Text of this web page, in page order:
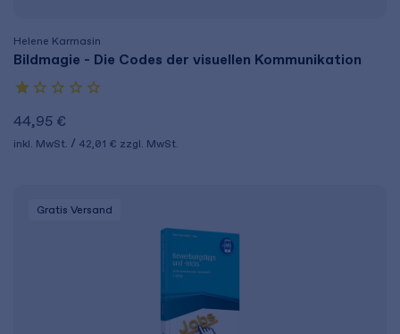
Helene Karmasin
Bildmagie - Die Codes der visuellen Kommunikation
44,95 €
inkl. MwSt. 42,01 € zzgl. MwSt.
Gratis Versand